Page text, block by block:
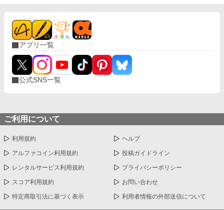
アプリ一覧
公式SNS一覧
ご利用について
利用規約 ヘルプ
アルファコイン利用規約 投稿ガイドライン
レンタルサービス利用規約 プライバシーポリシー
スコア利用規約 お問い合わせ
特定商取引法に基づく表示 利用者情報の外部送信について